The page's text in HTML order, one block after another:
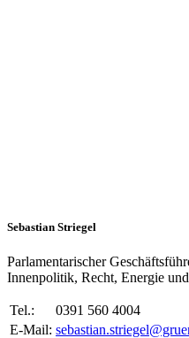
Sebastian Striegel
Parlamentarischer
Innenpolitik, Recht, Energie
Tel.:
0391 560 4004
E-Mail: